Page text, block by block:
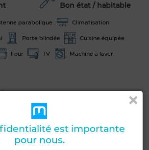
Bon état / habitable
parabolique Climatisation
Porte blindée Cuisine équipée
Four TV Machine à laver
est importante
pour nous.